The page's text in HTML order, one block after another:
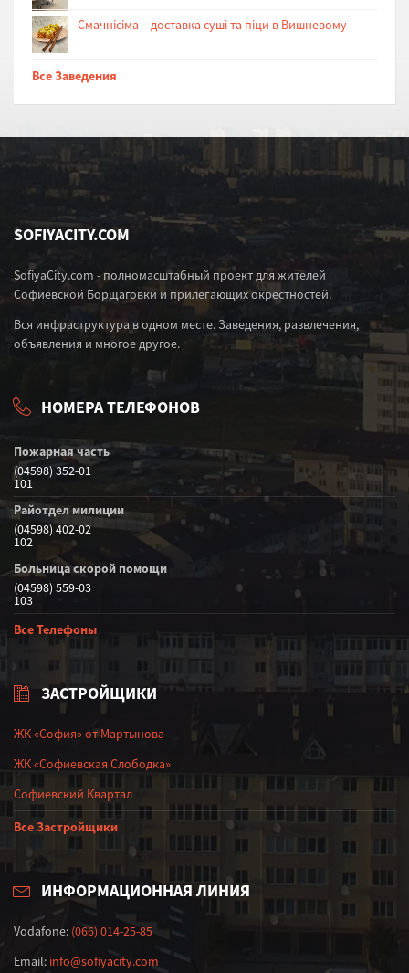
Cмачнісіма – доставка суші та піци в Вишневому
Все Заведения
SOFIYACITY.COM
SofiyaCity.com - полномасштабный проект для жителей
Софиевской Борщаговки и прилегающих окрестностей.
Вся инфраструктура в одном месте. Заведения, развлечения,
объявления и многое другое.
НОМЕРА ТЕЛЕФОНОВ
Пожарная часть
(04598) 352-01
101
Райотдел милиции
(04598) 402-02
102
Больница скорой помощи
(04598) 559-03
103
Все Телефоны
ЗАСТРОЙЩИКИ
ЖК «София» от Мартынова
ЖК «Софиевская Слободка»
Софиевский Квартал
Все Застройщики
ИНФОРМАЦИОННАЯ ЛИНИЯ
Vodafone: (066) 014-25-85
Email: info@sofiyacity.com